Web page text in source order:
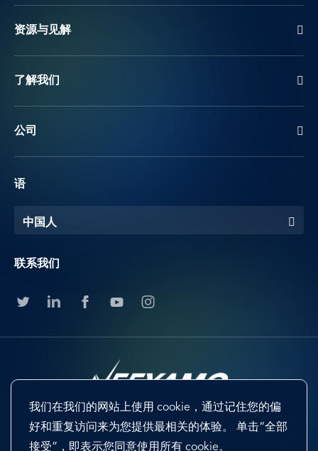
我们在我们的网站上使用 cookie，通过记住您的偏
好和重复访问来为您提供最相关的体验。 单击“全部
接受”，即表示您同意使用所有 cookie。
资源与见解
了解我们
公司
语
中国人
联系我们
Footer Terms & Conditions Cookie Preferences